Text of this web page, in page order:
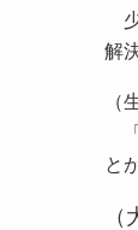
少
解
（
「
と